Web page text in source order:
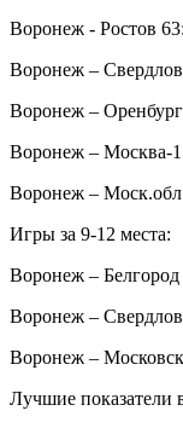
Воронеж - Ростов
Воронеж –
Воронеж –
Воронеж – Москва-1
Воронеж –
Игры за 9-12 места:
Воронеж – Белгород
Воронеж –
Воронеж –
Лучшие показатели